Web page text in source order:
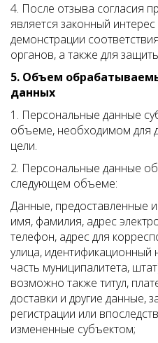
4. После отзыва согласия
является законный
демонстрации
органов, а также для
5. Объем
данных
1. Персональные данные
объеме, необходимом для
цели.
2. Персональные данные
следующем объеме:
Данные, предоставленные
имя, фамилия, адрес
телефон, адрес для
улица, идентификационный
часть муниципалитета,
возможно также титул,
доставки и другие данные,
регистрации или
измененные субъектом;